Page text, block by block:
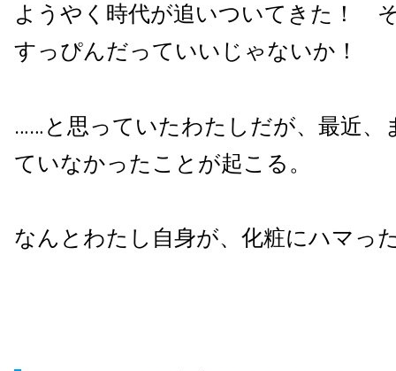
ようやく時代が追いついてきた！
すっぴんだっていいじゃないか！
……と思っていたわたしだが、最近、
ていなかったことが起こる。
なんとわたし自身が、化粧にハマっ